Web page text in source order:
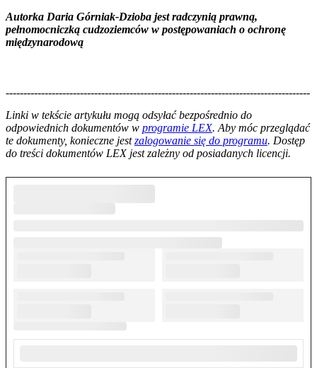
Autorka Daria Górniak-Dzioba jest radczynią prawną,
pełnomocniczką cudzoziemców w postępowaniach o ochronę
międzynarodową
--------------------------------------------------------------------------------------
Linki w tekście artykułu mogą odsyłać bezpośrednio do
odpowiednich dokumentów w programie LEX. Aby móc przeglądać
te dokumenty, konieczne jestzalogowanie się do programu. Dostęp
do treści dokumentów LEX jest zależny od posiadanych licencji.